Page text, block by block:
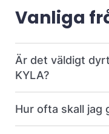
Vanliga
Är det väldigt
KYLA?
Hur ofta skall jag